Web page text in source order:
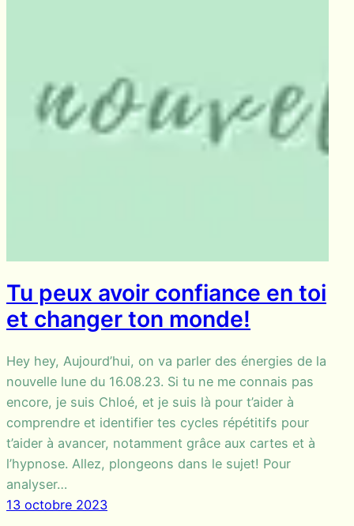
Tu peux avoir confiance en toi
et changer ton monde!
Hey hey, Aujourd’hui, on va parler des énergies de la
nouvelle lune du 16.08.23. Si tu ne me connais pas
encore, je suis Chloé, et je suis là pour t’aider à
comprendre et identifier tes cycles répétitifs pour
t’aider à avancer, notamment grâce aux cartes et à
l’hypnose. Allez, plongeons dans le sujet! Pour
analyser…
13 octobre 2023